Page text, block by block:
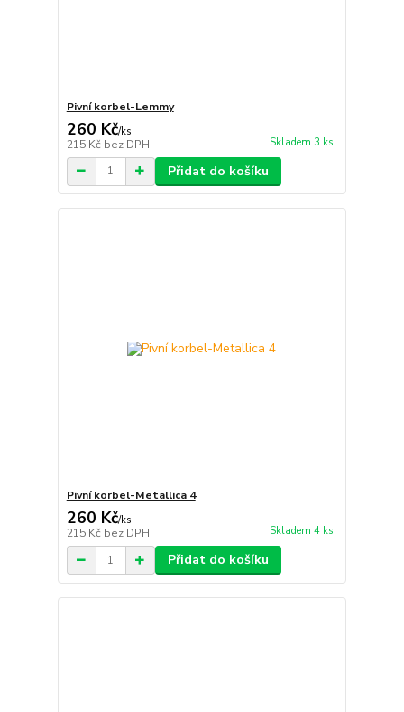
Pivní korbel-Lemmy
260 Kč/ks
215 Kč bez DPH Skladem 3 ks
Přidat do košíku
Pivní korbel-Metallica 4
260 Kč/ks
215 Kč bez DPH Skladem 4 ks
Přidat do košíku